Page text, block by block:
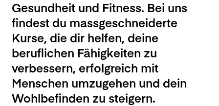
Gesundheit und Fitness. Bei uns
findest du massgeschneiderte
Kurse, die dir helfen, deine
beruflichen Fähigkeiten zu
verbessern, erfolgreich mit
Menschen umzugehen und dein
Wohlbefinden zu steigern.